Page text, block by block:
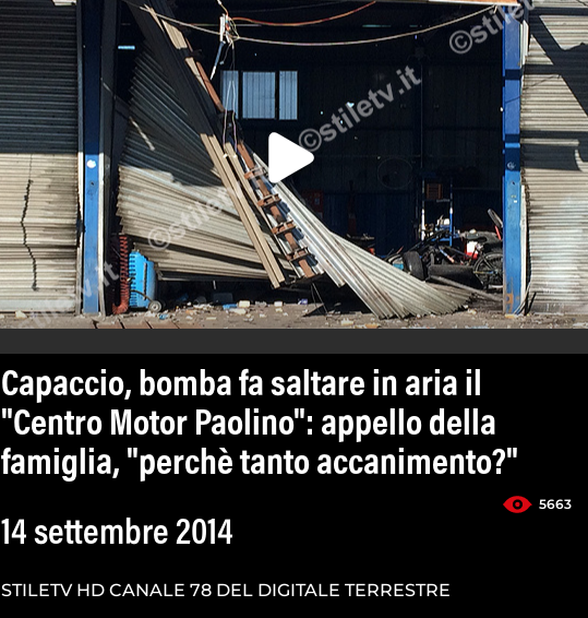
Capaccio, bomba fa saltare in aria il
"Centro Motor Paolino": appello della
famiglia, "perchè tanto accanimento?"
5663
14 settembre 2014
STILETV HD CANALE 78 DEL DIGITALE TERRESTRE